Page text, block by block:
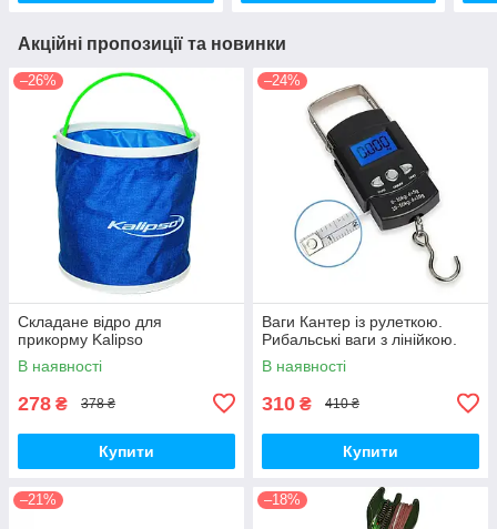
Акційні пропозиції та новинки
–26%
Складане відро для
прикорму Kalipso
В наявності
278 ₴ 378 ₴
Купити
–24%
Ваги Кантер із рулеткою.
Рибальські ваги з лінійкою.
В наявності
310 ₴ 410 ₴
Купити
–21% –18%